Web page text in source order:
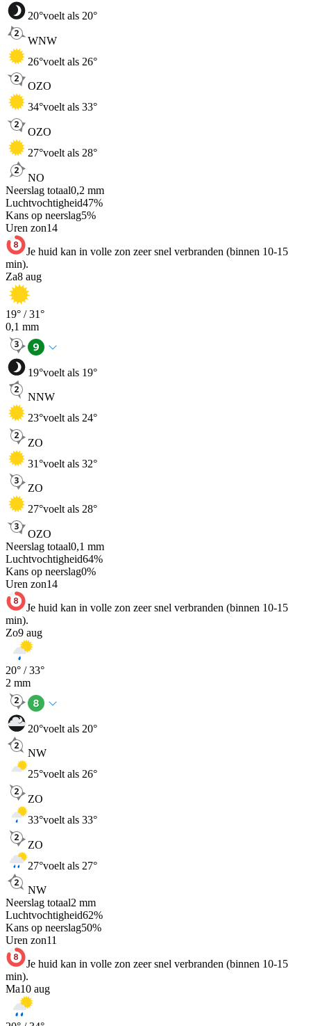
20°voelt als 20°
WNW
26°voelt als 26°
OZO
34°voelt als 33°
OZO
27°voelt als 28°
NO
Neerslag totaal0,2 mm
Luchtvochtigheid47%
Kans op neerslag5%
Uren zon14
Je huid kan in volle zon zeer snel verbranden (binnen 10-15
min).
Za8 aug
19° /31°
0,1 mm
19°voelt als 19°
NNW
23°voelt als 24°
ZO
31°voelt als 32°
ZO
27°voelt als 28°
OZO
Neerslag totaal0,1 mm
Luchtvochtigheid64%
Kans op neerslag0%
Uren zon14
Je huid kan in volle zon zeer snel verbranden (binnen 10-15
min).
Zo9 aug
20° /33°
2 mm
20°voelt als 20°
NW
25°voelt als 26°
ZO
33°voelt als 33°
ZO
27°voelt als 27°
NW
Neerslag totaal2 mm
Luchtvochtigheid62%
Kans op neerslag50%
Uren zon11
Je huid kan in volle zon zeer snel verbranden (binnen 10-15
min).
Ma10 aug